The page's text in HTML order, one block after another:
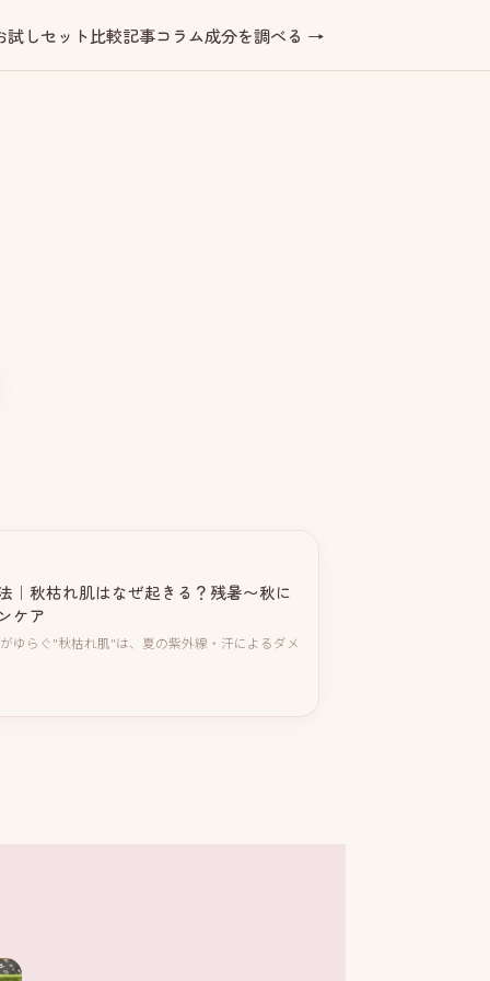
試しセット比較記事コラム成分を調べる →
｜秋枯れ肌はなぜ起きる？残暑〜秋に
ケア
ゆらぐ"秋枯れ肌"は、夏の紫外線・汗によるダメ